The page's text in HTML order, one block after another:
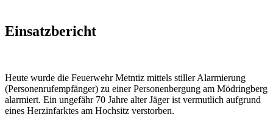
Einsatzbericht
Heute wurde die Feuerwehr Metntiz mittels stiller Alarmierung
(Personenrufempfänger) zu einer Personenbergung am Mödringberg
alarmiert. Ein ungefähr 70 Jahre alter Jäger ist vermutlich aufgrund
eines Herzinfarktes am Hochsitz verstorben.